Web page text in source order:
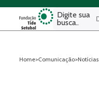
Digite sua
busca..
Home>Comunicação>Notícias